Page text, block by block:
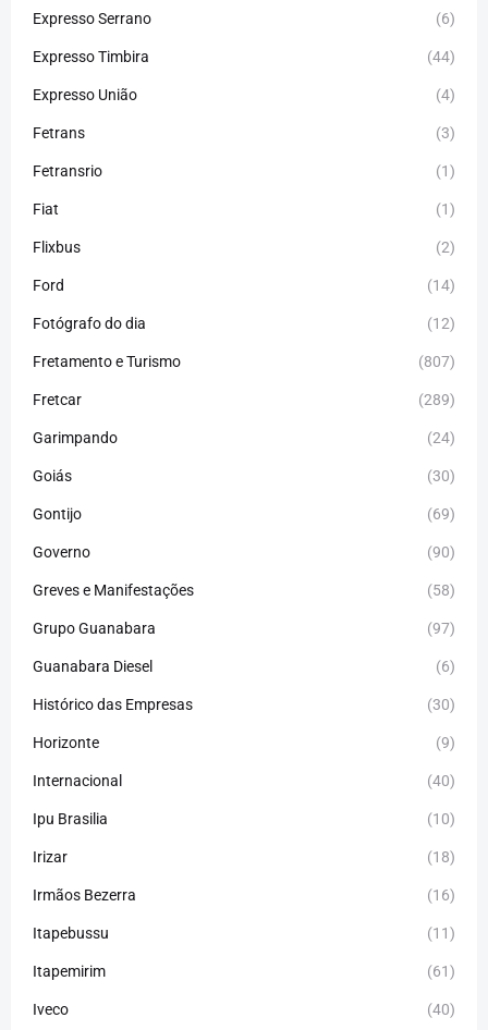
Expresso Serrano (6)
Expresso Timbira (44)
Expresso União (4)
Fetrans (3)
Fetransrio (1)
Fiat (1)
Flixbus (2)
Ford (14)
Fotógrafo do dia (12)
Fretamento e Turismo (807)
Fretcar (289)
Garimpando (24)
Goiás (30)
Gontijo (69)
Governo (90)
Greves e Manifestações (58)
Grupo Guanabara (97)
Guanabara Diesel (6)
Histórico das Empresas (30)
Horizonte (9)
Internacional (40)
Ipu Brasilia (10)
Irizar (18)
Irmãos Bezerra (16)
Itapebussu (11)
Itapemirim (61)
Iveco (40)